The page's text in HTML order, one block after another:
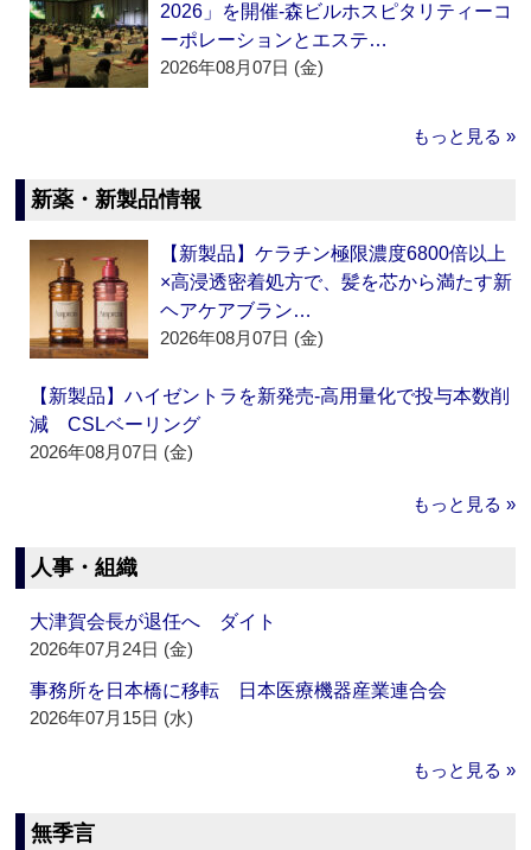
2026」を開催‐森ビルホスピタリティーコ
ーポレーションとエステ…
2026年08月07日 (金)
もっと見る »
新薬・新製品情報
【新製品】ケラチン極限濃度6800倍以上
×高浸透密着処方で、髪を芯から満たす新
ヘアケアブラン…
2026年08月07日 (金)
【新製品】ハイゼントラを新発売‐高用量化で投与本数削
減 CSLベーリング
2026年08月07日 (金)
もっと見る »
人事・組織
大津賀会長が退任へ ダイト
2026年07月24日 (金)
事務所を日本橋に移転 日本医療機器産業連合会
2026年07月15日 (水)
もっと見る »
無季言